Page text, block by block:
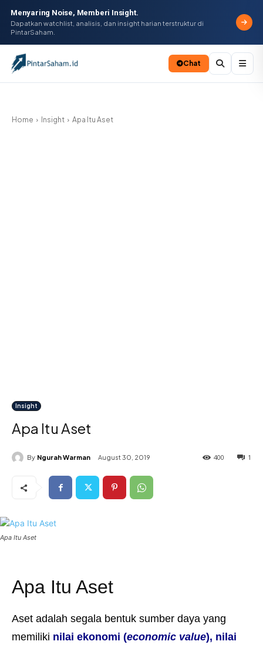
Menyaring Noise, Memberi Insight.
Dapatkan watchlist, analisis, dan insight harian terstruktur di
PintarSaham.
Chat
Home
Insight Apa Itu Aset
Insight
Apa Itu Aset
By Ngurah Warman August 30, 2019 1
400
Apa Itu Aset
Apa Itu Aset
Aset adalah segala bentuk sumber daya yang
memiliki nilai ekonomi (economic value), nilai